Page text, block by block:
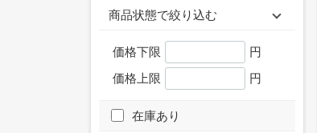
商品状態で絞り込む
価格下限
円
価格上限
円
在庫あり